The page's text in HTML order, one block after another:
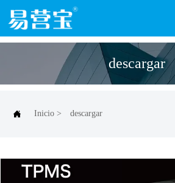
descargar
 Inicio > descargar